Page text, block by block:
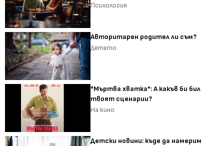
Психология
Авторитарен родител ли съм?
Детето
"Мъртва хватка": А какъв би бил
твоят сценарии?
На кино
Детски новини: къде да намерим